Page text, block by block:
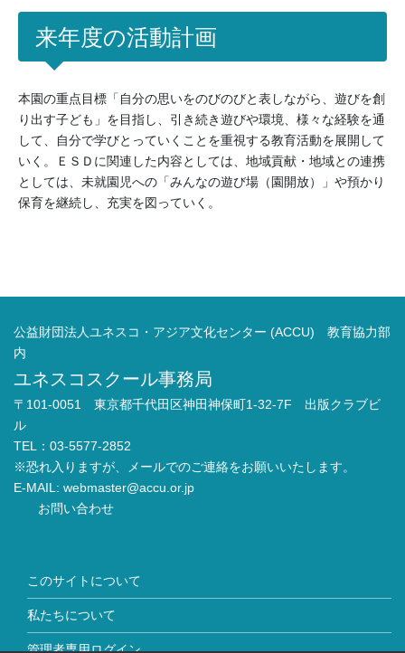
来年度の活動計画
本園の重点目標「自分の思いをのびのびと表しながら、遊びを創
り出す子ども」を目指し、引き続き遊びや環境、様々な経験を通
して、自分で学びとっていくことを重視する教育活動を展開して
いく。ＥＳＤに関連した内容としては、地域貢献・地域との連携
としては、未就園児への「みんなの遊び場（園開放）」や預かり
保育を継続し、充実を図っていく。
公益財団法人ユネスコ・アジア文化センター (ACCU) 教育協力部
内
ユネスコスクール事務局
〒101-0051 東京都千代田区神田神保町1-32-7F 出版クラブビ
ル
TEL：03-5577-2852
※恐れ入りますが、メールでのご連絡をお願いいたします。
E-MAIL: webmaster@accu.or.jp
お問い合わせ
このサイトについて
私たちについて
管理者専用ログイン